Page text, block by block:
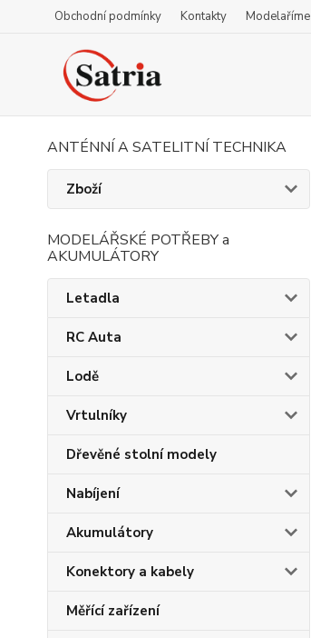
Obchodní podmínky Kontakty Modelaříme
ANTÉNNÍ A SATELITNÍ TECHNIKA
Zboží
MODELÁŘSKÉ POTŘEBY a
AKUMULÁTORY
Letadla
RC Auta
Lodě
Vrtulníky
Dřevěné stolní modely
Nabíjení
Akumulátory
Konektory a kabely
Měřící zařízení